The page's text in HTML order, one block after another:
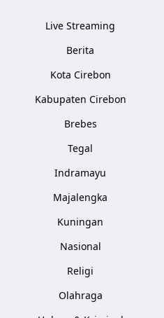
Live Streaming
Berita
Kota Cirebon
Kabupaten Cirebon
Brebes
Tegal
Indramayu
Majalengka
Kuningan
Nasional
Religi
Olahraga